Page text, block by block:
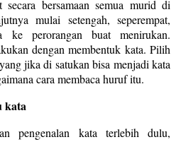
bersamaan semua murid di
mulai setengah, seperempat,
ke perorangan buat menirukan.
dengan membentuk kata. Pilih
jika di satukan bisa menjadi kata
cara membaca huruf itu.
kata
pengenalan kata terlebih dulu,